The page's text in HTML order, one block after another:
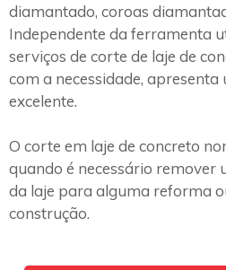
diamantado, coroas
Independente da ferramenta
serviços de corte de laje de
com a necessidade,
excelente.
O corte em laje de concreto
quando é necessário remover
da laje para alguma reforma
construção.